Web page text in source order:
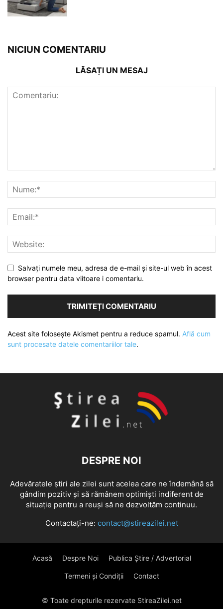
NICIUN COMENTARIU
LĂSAȚI UN MESAJ
Salvați numele meu, adresa de e-mail și site-ul web în acest
browser pentru data viitoare i comentariu.
Acest site folosește Akismet pentru a reduce spamul. Află cum
sunt procesate datele comentariilor tale.
DESPRE NOI
Adevăratele știri ale zilei sunt acelea care ne îndemână să
gândim pozitiv și să rămânem optimiști indiferent de
situație pentru a reuși să ne dezvoltăm continuu.
Contactați-ne: contact@stireazilei.net
Acasă Despre Noi Publica Știre / Advertorial
Termeni și Condiții Contact
© Toate drepturile rezervate StireaZilei.net